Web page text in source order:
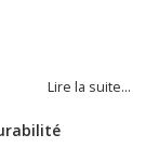
Lire la suite…